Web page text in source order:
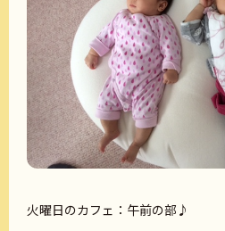
火曜日のカフェ：午前の部♪